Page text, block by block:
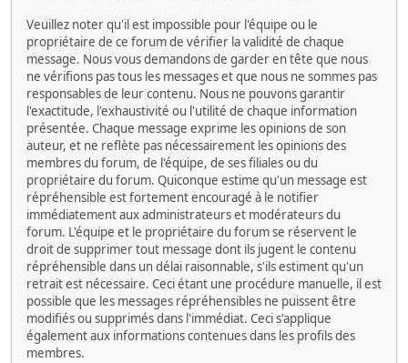
Veuillez noter qu'il est impossible pour l'équipe ou le
propriétaire de ce forum de vérifier la validité de chaque
message. Nous vous demandons de garder en tête que nous
ne vérifions pas tous les messages et que nous ne sommes pas
responsables de leur contenu. Nous ne pouvons garantir
l'exactitude, l'exhaustivité ou l'utilité de chaque information
présentée. Chaque message exprime les opinions de son
auteur, et ne reflète pas nécessairement les opinions des
membres du forum, de l'équipe, de ses filiales ou du
propriétaire du forum. Quiconque estime qu'un message est
répréhensible est fortement encouragé à le notifier
immédiatement aux administrateurs et modérateurs du
forum. L'équipe et le propriétaire du forum se réservent le
droit de supprimer tout message dont ils jugent le contenu
répréhensible dans un délai raisonnable, s'ils estiment qu'un
retrait est nécessaire. Ceci étant une procédure manuelle, il est
possible que les messages répréhensibles ne puissent être
modifiés ou supprimés dans l'immédiat. Ceci s'applique
également aux informations contenues dans les profils des
membres.